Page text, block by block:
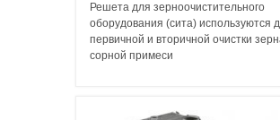
Решета для зерноочистительного
оборудования (сита) используются
первичной и вторичной очистки
сорной примеси